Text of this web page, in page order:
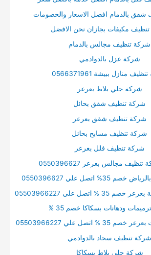
بالدمام افضل الاسعار والخصومات
مكيفات بجازان نحن الافضل
شركة تنظيف مجالس بالدمام
شركة عزل بالدوادمي
منازل ببيشة 0566371961
شركة جلي بلاط بعرعر
شركة تنظيف شقق بحائل
شركة تنظيف شقق بعرعر
شركة تنظيف مسابح بحائل
شركة تنظيف فلل بعرعر
مجالس بعرعر 0550396627
اتصل علي 0550396627
اتصل علي 05503966227
ودهانات بسكاكا خصم 35 %
اتصل علي 05503966227
شركة تنظيف سجاد بالدوادمي
شركة جلي بلاط بسكاكا